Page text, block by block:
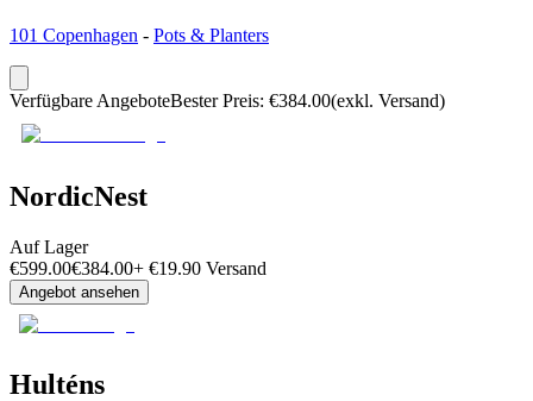
101 Copenhagen - Pots & Planters
Verfügbare AngeboteBester Preis: €384.00(exkl. Versand)
NordicNest
Auf Lager
€599.00€384.00+ €19.90 Versand
Angebot ansehen
Hulténs